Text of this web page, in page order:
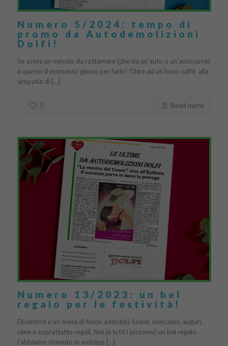
Numero 5/2024: tempo di
promo da Autodemolizioni
Dolfi!
Se avete un veicolo da rottamare (che sia un’auto o un’autocarro)
è questo il momento giusto per farlo! Oltre ad un buon caffè, alla
simpatia di […]
0 Read more
Numero 13/2023: un bel
regalo per le festività!
Dicembre è un mese di festa: addobbi, lucine, mercatini, auguri,
cene e soprattutto regali. Noi (e tutti i pistoiesi) un bel regalo
l’abbiamo ricevuto in anticipo […]